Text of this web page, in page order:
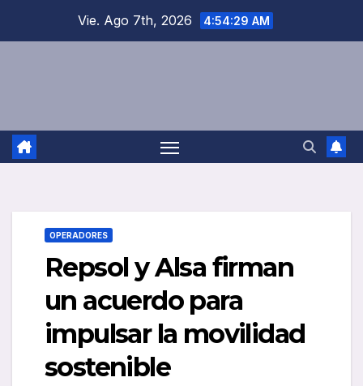
Vie. Ago 7th, 2026 4:54:30 AM
OPERADORES
Repsol y Alsa firman
un acuerdo para
impulsar la movilidad
sostenible